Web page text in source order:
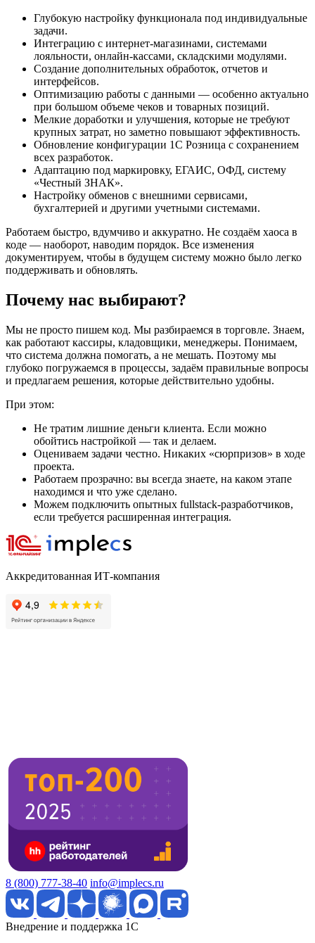
Глубокую настройку функционала под индивидуальные
задачи.
Интеграцию с интернет-магазинами, системами
лояльности, онлайн-кассами, складскими модулями.
Создание дополнительных обработок, отчетов и
интерфейсов.
Оптимизацию работы с данными — особенно актуально
при большом объеме чеков и товарных позиций.
Мелкие доработки и улучшения, которые не требуют
крупных затрат, но заметно повышают эффективность.
Обновление конфигурации 1С Розница с сохранением
всех разработок.
Адаптацию под маркировку, ЕГАИС, ОФД, систему
«Честный ЗНАК».
Настройку обменов с внешними сервисами,
бухгалтерией и другими учетными системами.
Работаем быстро, вдумчиво и аккуратно. Не создаём хаоса в
коде — наоборот, наводим порядок. Все изменения
документируем, чтобы в будущем систему можно было легко
поддерживать и обновлять.
Почему нас выбирают?
Мы не просто пишем код. Мы разбираемся в торговле. Знаем,
как работают кассиры, кладовщики, менеджеры. Понимаем,
что система должна помогать, а не мешать. Поэтому мы
глубоко погружаемся в процессы, задаём правильные вопросы
и предлагаем решения, которые действительно удобны.
При этом:
Не тратим лишние деньги клиента. Если можно
обойтись настройкой — так и делаем.
Оцениваем задачи честно. Никаких «сюрпризов» в ходе
проекта.
Работаем прозрачно: вы всегда знаете, на каком этапе
находимся и что уже сделано.
Можем подключить опытных fullstack-разработчиков,
если требуется расширенная интеграция.
Аккредитованная ИТ-компания
8 (800) 777-38-40 info@implecs.ru
Внедрение и поддержка 1C